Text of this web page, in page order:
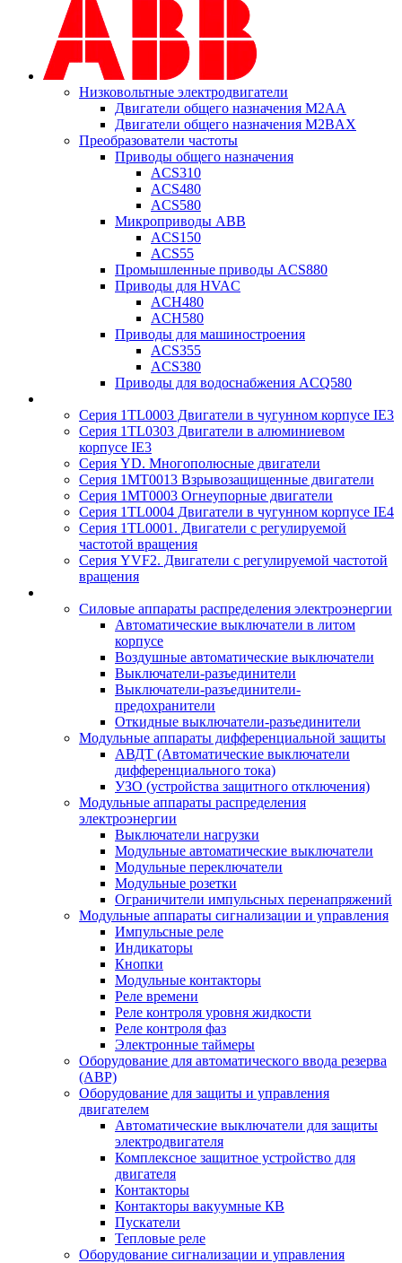
Низковольтные электродвигатели
Двигатели общего назначения M2AA
Двигатели общего назначения M2BAX
Преобразователи частоты
Приводы общего назначения
ACS310
ACS480
ACS580
Микроприводы ABB
ACS150
ACS55
Промышленные приводы ACS880
Приводы для HVAC
ACH480
ACH580
Приводы для машиностроения
ACS355
ACS380
Приводы для водоснабжения ACQ580
Серия 1TL0003 Двигатели в чугунном корпусе IE3
Серия 1TL0303 Двигатели в алюминиевом
корпусе IE3
Серия YD. Многополюсные двигатели
Серия 1MT0013 Взрывозащищенные двигатели
Серия 1MT0003 Огнеупорные двигатели
Серия 1TL0004 Двигатели в чугунном корпусе IE4
Серия 1TL0001. Двигатели с регулируемой
частотой вращения
Серия YVF2. Двигатели с регулируемой частотой
вращения
Силовые аппараты распределения электроэнергии
Автоматические выключатели в литом
корпусе
Воздушные автоматические выключатели
Выключатели-разъединители
Выключатели-разъединители-
предохранители
Откидные выключатели-разъединители
Модульные аппараты дифференциальной защиты
АВДТ (Автоматические выключатели
дифференциального тока)
УЗО (устройства защитного отключения)
Модульные аппараты распределения
электроэнергии
Выключатели нагрузки
Модульные автоматические выключатели
Модульные переключатели
Модульные розетки
Ограничители импульсных перенапряжений
Модульные аппараты сигнализации и управления
Импульсные реле
Индикаторы
Кнопки
Модульные контакторы
Реле времени
Реле контроля уровня жидкости
Реле контроля фаз
Электронные таймеры
Оборудование для автоматического ввода резерва
(АВР)
Оборудование для защиты и управления
двигателем
Автоматические выключатели для защиты
электродвигателя
Комплексное защитное устройство для
двигателя
Контакторы
Контакторы вакуумные КВ
Пускатели
Тепловые реле
Оборудование сигнализации и управления